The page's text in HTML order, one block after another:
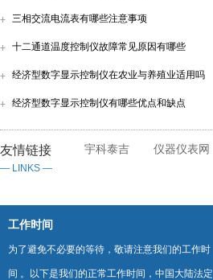
三相交流电流表有哪些注意事项
十二通道温度控制仪故障常见原因有哪些
经济型数字显示控制仪在农业与养殖业适用吗
经济型数字显示控制仪有哪些优点和缺点
友情链接
— LINKS —
宇科泰吉 仪器仪表网
工作时间
为了避免不必要的等待，敬请注意我们的工作时
间 。以下是我们的正常工作时间，中国大陆法定